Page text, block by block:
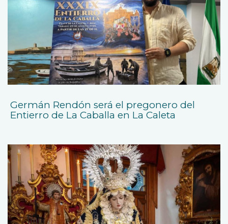
Germán Rendón será el pregonero del
Entierro de La Caballa en La Caleta